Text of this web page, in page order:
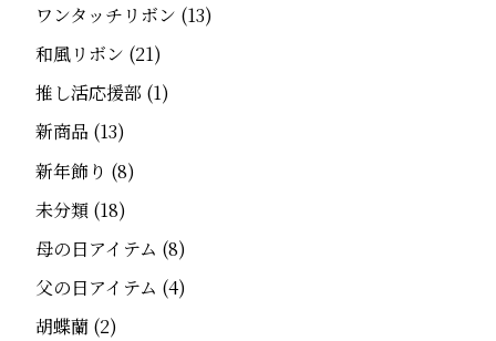
ワンタッチリボン (13)
和風リボン (21)
推し活応援部 (1)
新商品 (13)
新年飾り (8)
未分類 (18)
母の日アイテム (8)
父の日アイテム (4)
胡蝶蘭 (2)